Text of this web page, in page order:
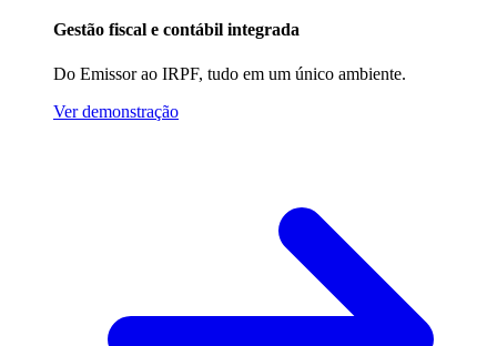
Gestão fiscal e contábil integrada
Do Emissor ao IRPF, tudo em um único ambiente.
Ver demonstração